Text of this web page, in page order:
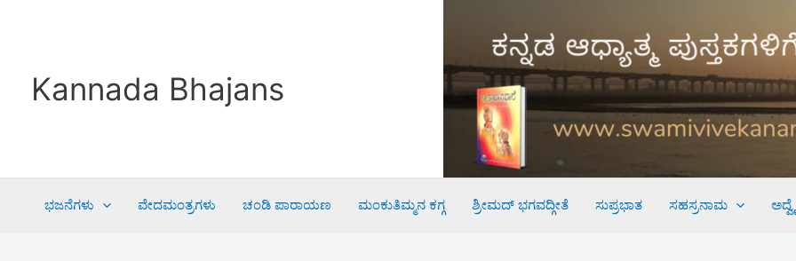
Kannada Bhajans
ಭಜನೆಗಳು ವೇದಮಂತ್ರಗಳು ಚಂಡಿ ಪಾರಾಯಣ ಮಂಕುತಿಮ್ಮನ ಕಗ್ಗ ಶ್ರೀಮದ್ ಭಗವದ್ಗೀತೆ ಸುಪ್ರಭಾತ ಸಹಸ್ರನಾಮ